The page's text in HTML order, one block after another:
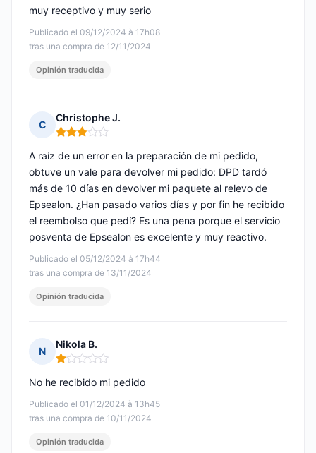
Publicado el 09/12/2024 à 17h08
tras una compra de 12/11/2024
muy receptivo y muy serio
Opinión traducida
C
Christophe J.
Nota: 3 de 5
Publicado el 05/12/2024 à 17h44
tras una compra de 13/11/2024
A raíz de un error en la preparación de mi pedido,
obtuve un vale para devolver mi pedido: DPD tardó
más de 10 días en devolver mi paquete al relevo de
Epsealon. ¿Han pasado varios días y por fin he recibido
el reembolso que pedí? Es una pena porque el servicio
posventa de Epsealon es excelente y muy reactivo.
Opinión traducida
N
Nikola B.
Nota: 1 de 5
Publicado el 01/12/2024 à 13h45
tras una compra de 10/11/2024
No he recibido mi pedido
Opinión traducida